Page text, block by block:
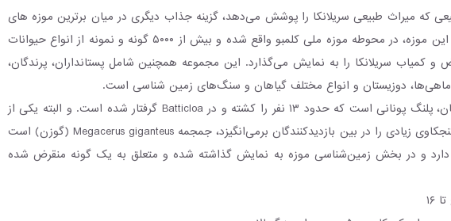
که میراث طبیعی سریلانکا را پوشش می‌دهد، گزینه جذاب دیگری در میان برترین موزه های
کلمبو سریلانکاست. این موزه، در محوطه موزه ملی کلمبو واقع شده و بیش از ۵۰۰۰ گونه و نمونه از انواع حیوانات
و کمیاب سریلانکا را به نمایش می‌گذارد. این مجموعه همچنین شامل پستانداران، پرندگان،
دوزیستان و انواع مختلف گیاهان و سنگ‌های زمین شناسی است.
جاذبه دیگر این مکان، پلنگ پونانی است که حدود ۱۳ نفر را کشته و در Batticloa گرفتار شده است. و البته یکی از
نمایشگاه‌هایی که کنجکاوی زیادی را در بین بازدیدکنندگان برمی‌انگیزد، جمجمه Megacerus giganteus (گوزن) است
و در بخش زمین‌شناسی موزه به نمایش گذاشته شده و متعلق به یک گونه منقرض شده